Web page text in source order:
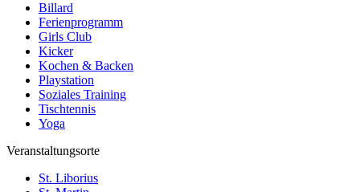
Billard
Ferienprogramm
Girls Club
Kicker
Kochen & Backen
Playstation
Soziales Training
Tischtennis
Yoga
Veranstaltungsorte
St. Liborius